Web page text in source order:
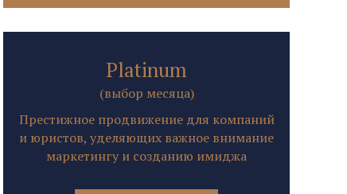
Platinum
(выбор месяца)
Престижное продвижение для компаний
и юристов, уделяющих важное внимание
маркетингу и созданию имиджа